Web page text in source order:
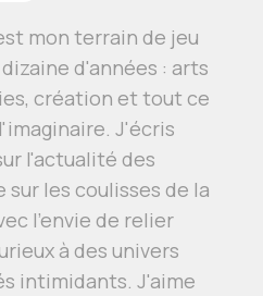
mon terrain de jeu
d'années : arts
création et tout ce
J'écris
l'actualité des
les coulisses de la
l'envie de relier
à des univers
intimidants. J'aime